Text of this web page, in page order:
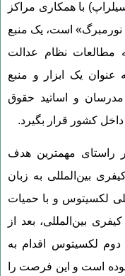
با همکاری مراکز
است، یک منبع
مطالعات نظام عدالت
یک ابزار و منبع
مدرسان و اساتید حقوق
کشور قرار بگیرد.
راستای مهمترین هدف
بین‌المللی به زبان
لکسیتوس و با حمیات
بین‌المللی، بعد از
لکسیتوس اقدام به
است و این فرصت را